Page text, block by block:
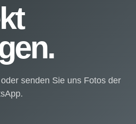
senden Sie uns Fotos der